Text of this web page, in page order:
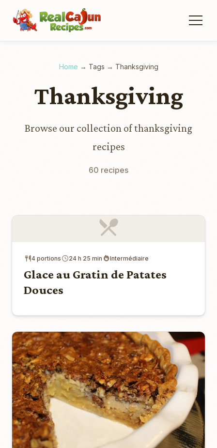
Home → Tags → Thanksgiving
Thanksgiving
Browse our collection of thanksgiving
recipes
60 recipes
4 portions 24 h 25 min Intermédiaire
Glace au Gratin de Patates
Douces